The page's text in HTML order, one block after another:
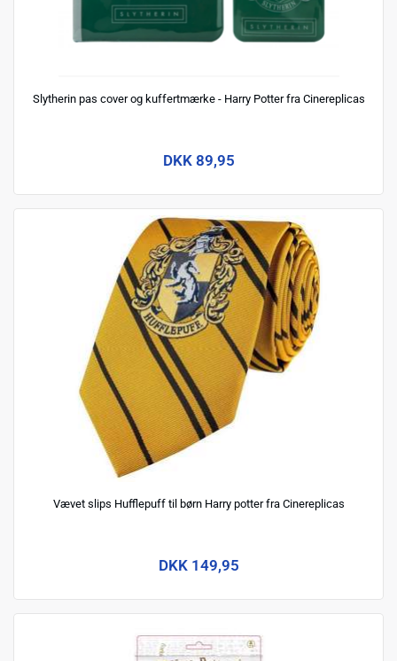
Slytherin pas cover og kuffertmærke - Harry Potter fra Cinereplicas
DKK 89,95
Vævet slips Hufflepuff til børn Harry potter fra Cinereplicas
DKK 149,95